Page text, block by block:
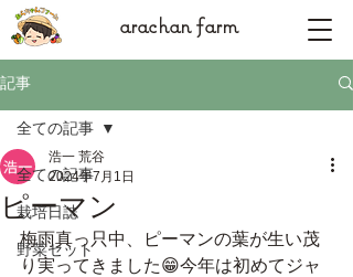
arachan farm
記事
全ての記事
栽培日誌
野菜セット
全ての記事
ピーマン
浩一 荒谷
2024年7月1日
梅雨真っ只中、ピーマンの葉が生い茂
り実ってきました😁今年は初めてジャ